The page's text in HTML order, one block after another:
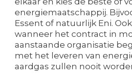
energiemaatschappij.
Essent of natuurlijk Eni.
wanneer het contract in
aanstaande organisatie
met het leveren van
aardgas zullen nooit